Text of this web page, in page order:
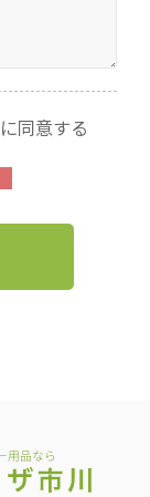
に同意する